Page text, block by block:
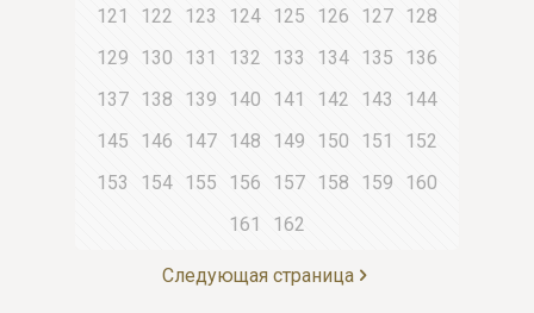
121
122 123 124 125 126 127 128
129
130 131 132 133 134 135
136
137 138 139 140 141 142 143
144
145
146 147 148 149 150 151
152
153
154 155 156 157 158 159
160
161
162
Следующая страница